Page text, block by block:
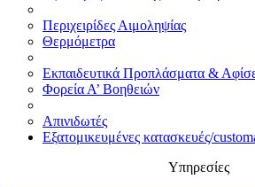
Περιχειρίδες Αιμοληψίας
Θερμόμετρα
Εκπαιδευτικά Προπλάσματα &
Φορεία Α’ Βοηθειών
Απινιδωτές
Εξατομικευμένες κατασκευές/
Υπηρεσίες